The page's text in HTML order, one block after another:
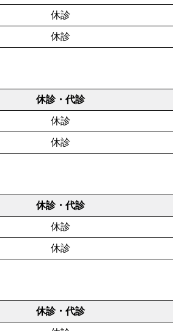
休診
休診
休診・代診
休診
休診
休診・代診
休診
休診
休診・代診